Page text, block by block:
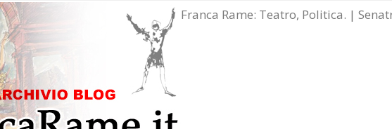
Franca Rame: Teatro, Politica. |